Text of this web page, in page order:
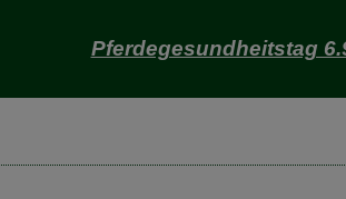
Pferdegesundheitstag